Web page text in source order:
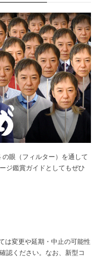
眼（フィルター）を通して
ジ鑑賞ガイドとしてもぜひ
は変更や延期・中止の可能性
認ください。なお、新型コ